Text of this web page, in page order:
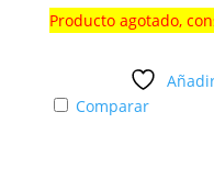
Producto agotado,
Comparar